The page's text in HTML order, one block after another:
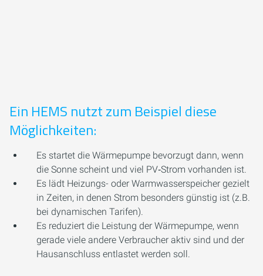
Ein HEMS nutzt zum Beispiel diese
Möglichkeiten:
Es startet die Wärmepumpe bevorzugt dann, wenn
die Sonne scheint und viel PV‑Strom vorhanden ist.
Es lädt Heizungs- oder Warmwasserspeicher gezielt
in Zeiten, in denen Strom besonders günstig ist (z.B.
bei dynamischen Tarifen).
Es reduziert die Leistung der Wärmepumpe, wenn
gerade viele andere Verbraucher aktiv sind und der
Hausanschluss entlastet werden soll.